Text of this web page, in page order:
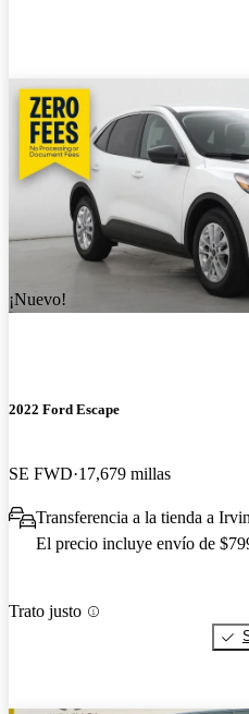
¡Nuevo!
2022 Ford Escape
SE FWD 17,679 millas
Transferencia a la tienda a
El precio incluye envío de
Trato justo